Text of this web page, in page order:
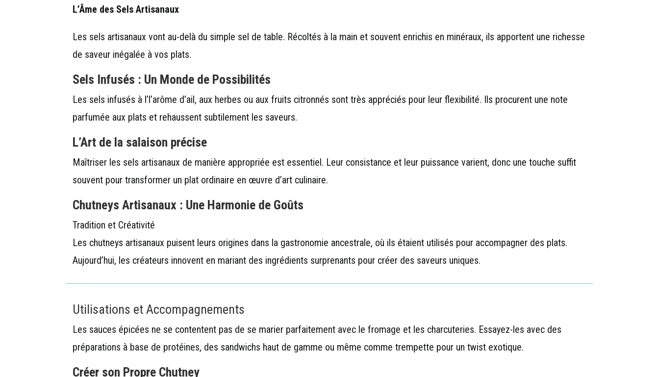
L’Âme des Sels Artisanaux
Les sels artisanaux vont au-delà du simple sel de table. Récoltés à la main et souvent enrichis en minéraux, ils apportent une richesse
de saveur inégalée à vos plats.
Sels Infusés : Un Monde de Possibilités
Les sels infusés à l’l’arôme d’ail, aux herbes ou aux fruits citronnés sont très appréciés pour leur flexibilité. Ils procurent une note
parfumée aux plats et rehaussent subtilement les saveurs.
L’Art de la salaison précise
Maîtriser les sels artisanaux de manière appropriée est essentiel. Leur consistance et leur puissance varient, donc une touche suffit
souvent pour transformer un plat ordinaire en œuvre d’art culinaire.
Chutneys Artisanaux : Une Harmonie de Goûts
Tradition et Créativité
Les chutneys artisanaux puisent leurs origines dans la gastronomie ancestrale, où ils étaient utilisés pour accompagner des plats.
Aujourd’hui, les créateurs innovent en mariant des ingrédients surprenants pour créer des saveurs uniques.
Utilisations et Accompagnements
Les sauces épicées ne se contentent pas de se marier parfaitement avec le fromage et les charcuteries. Essayez-les avec des
préparations à base de protéines, des sandwichs haut de gamme ou même comme trempette pour un twist exotique.
Créer son Propre Chutney